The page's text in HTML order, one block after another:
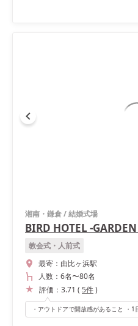
湘南・鎌倉/結婚式場
BIRD HOTEL -
教会式・人前式
最寄： 由比ヶ浜駅
人数： 6名〜80名
評価： 3.71 ( 5件)
・アウトドアで開放感があること ・1